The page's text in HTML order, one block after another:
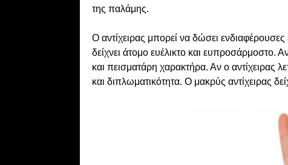
της παλάμης.
Ο αντίχειρας μπορεί να δώσει ενδιαφέρουσες
δείχνει άτομο ευέλικτο και ευπροσάρμοστο.
και πεισματάρη χαρακτήρα. Αν ο αντίχειρας
και διπλωματικότητα. Ο μακρύς αντίχειρας